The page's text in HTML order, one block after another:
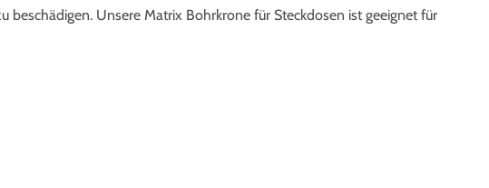
Unsere Matrix Bohrkrone für Steckdosen ist geeignet für